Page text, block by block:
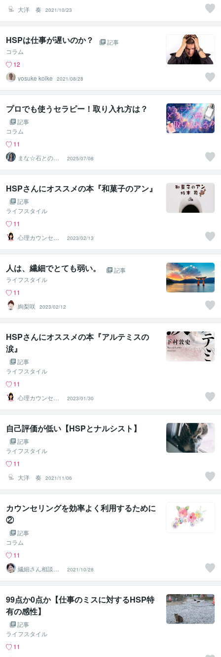
大洋 奏
2021/10/23
HSPは仕事が遅いのか？
記事
コラム
12
yosuke koike
2021/08/28
プロでも使うセラピー！取り入れ方は？
記事
コラム
11
まな☆石との絆
を整える占い師
＆セラピスト
2025/07/08
HSPさんにオススメの本『和菓子のアン』
記事
ライフスタイル
11
心理カウンセラ
ーしおり
2023/02/13
人は、繊細でとても弱い。
記事
ライフスタイル
11
絢梨咲
2023/02/12
HSPさんにオススメの本『アルテミスの
涙』
記事
ライフスタイル
11
心理カウンセラ
ーしおり
2023/01/30
自己評価が低い【HSPとナルシスト】
記事
ライフスタイル
11
大洋 奏
2021/11/06
カウンセリングを効率よく利用するために
②
記事
コラム
11
繊細さん相談室
☘️野崎真礼（ま
ひろ）
2021/10/28
99点か0点か【仕事のミスに対するHSP特
有の感性】
記事
ライフスタイル
11